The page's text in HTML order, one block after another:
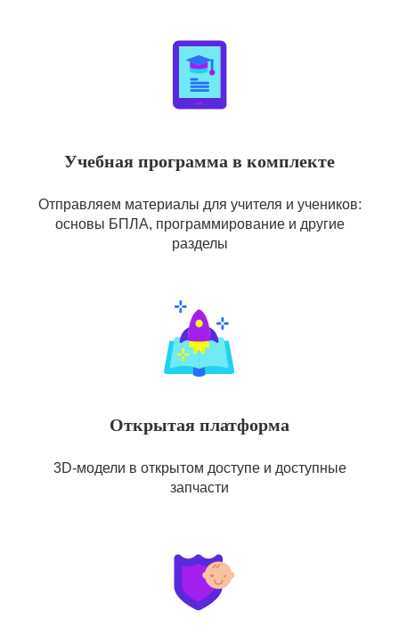
Учебная программа в комплекте
Отправляем материалы для учителя и учеников:
основы БПЛА, программирование и другие
разделы
Открытая платформа
3D-модели в открытом доступе и доступные
запчасти